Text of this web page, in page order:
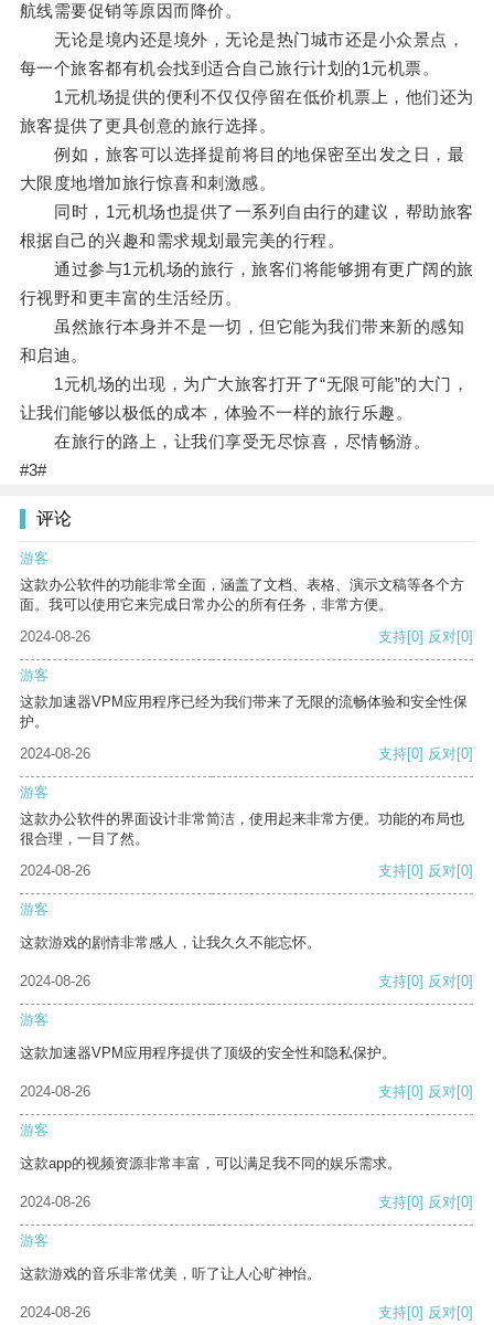
航线需要促销等原因而降价。
无论是境内还是境外，无论是热门城市还是小众景点，
每一个旅客都有机会找到适合自己旅行计划的1元机票。
1元机场提供的便利不仅仅停留在低价机票上，他们还为
旅客提供了更具创意的旅行选择。
例如，旅客可以选择提前将目的地保密至出发之日，最
大限度地增加旅行惊喜和刺激感。
同时，1元机场也提供了一系列自由行的建议，帮助旅客
根据自己的兴趣和需求规划最完美的行程。
通过参与1元机场的旅行，旅客们将能够拥有更广阔的旅
行视野和更丰富的生活经历。
虽然旅行本身并不是一切，但它能为我们带来新的感知
和启迪。
1元机场的出现，为广大旅客打开了“无限可能”的大门，
让我们能够以极低的成本，体验不一样的旅行乐趣。
在旅行的路上，让我们享受无尽惊喜，尽情畅游。
#3#
评论
游客
这款办公软件的功能非常全面，涵盖了文档、表格、演示文稿等各个方
面。我可以使用它来完成日常办公的所有任务，非常方便。
2024-08-26
支持[0] 反对[0]
游客
这款加速器VPM应用程序已经为我们带来了无限的流畅体验和安全性保
护。
2024-08-26
支持[0] 反对[0]
游客
这款办公软件的界面设计非常简洁，使用起来非常方便。功能的布局也
很合理，一目了然。
2024-08-26
支持[0] 反对[0]
游客
这款游戏的剧情非常感人，让我久久不能忘怀。
2024-08-26 支持[0] 反对[0]
游客
这款加速器VPM应用程序提供了顶级的安全性和隐私保护。
2024-08-26 支持[0] 反对[0]
游客
这款app的视频资源非常丰富，可以满足我不同的娱乐需求。
2024-08-26 支持[0] 反对[0]
游客
这款游戏的音乐非常优美，听了让人心旷神怡。
2024-08-26 支持[0] 反对[0]